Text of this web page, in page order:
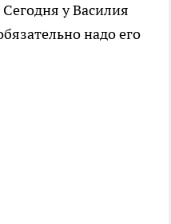
у Василия
надо его